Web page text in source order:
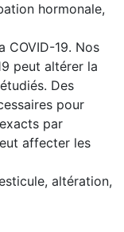
hormonale,
COVID-19. Nos
peut altérer la
Des
pour
par
affecter les
altération,